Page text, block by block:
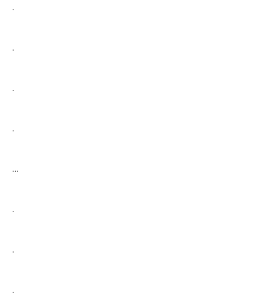
.
.
.
.
…
.
.
.